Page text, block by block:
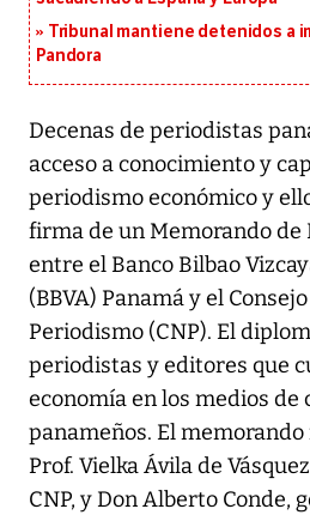
Tribunal mantiene detenidos a
Pandora
Decenas de periodistas
acceso a conocimiento y
periodismo económico y
firma de un Memorando
entre el Banco Bilbao
(BBVA) Panamá y el
Periodismo (CNP). El
periodistas y editores que
economía en los medios de
panameños. El
Prof. Vielka Ávila de
CNP, y Don Alberto Conde,